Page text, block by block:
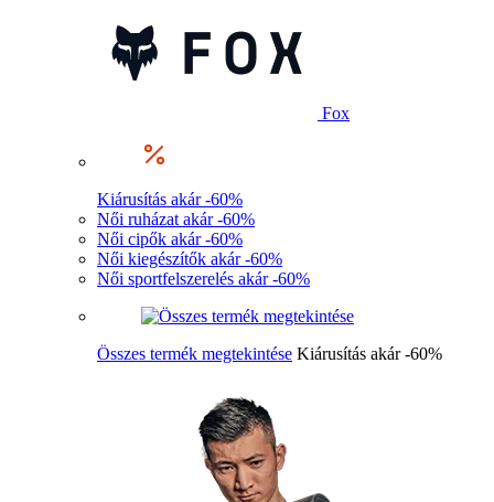
Fox
Kiárusítás akár -60%
Női ruházat akár -60%
Női cipők akár -60%
Női kiegészítők akár -60%
Női sportfelszerelés akár -60%
Összes termék megtekintése Kiárusítás akár -60%